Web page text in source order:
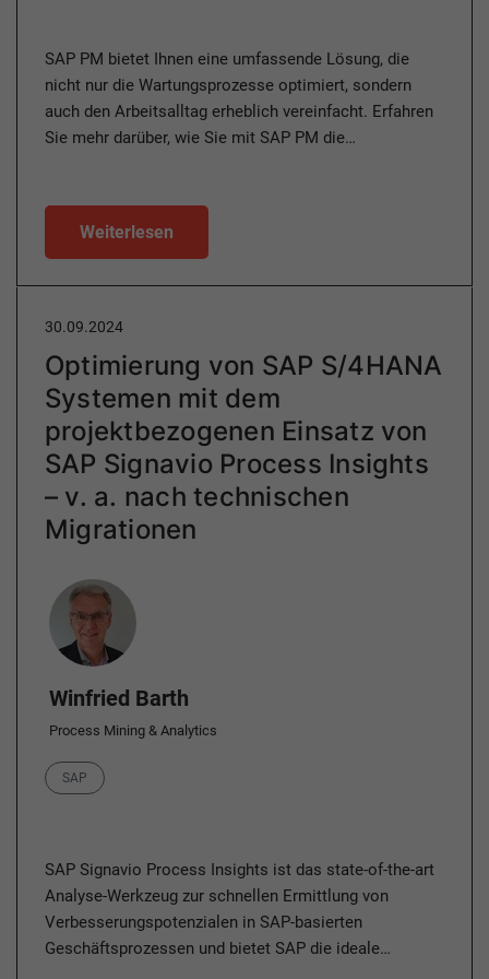
SAP PM bietet Ihnen eine umfassende Lösung, die
nicht nur die Wartungsprozesse optimiert, sondern
auch den Arbeitsalltag erheblich vereinfacht. Erfahren
Sie mehr darüber, wie Sie mit SAP PM die…
Weiterlesen
30.09.2024
Optimierung von SAP S/4HANA
Systemen mit dem
projektbezogenen Einsatz von
SAP Signavio Process Insights
– v. a. nach technischen
Migrationen
Author
Winfried Barth
Process Mining & Analytics
Category
SAP
SAP Signavio Process Insights ist das state-of-the-art
Analyse-Werkzeug zur schnellen Ermittlung von
Verbesserungspotenzialen in SAP-basierten
Geschäftsprozessen und bietet SAP die ideale…